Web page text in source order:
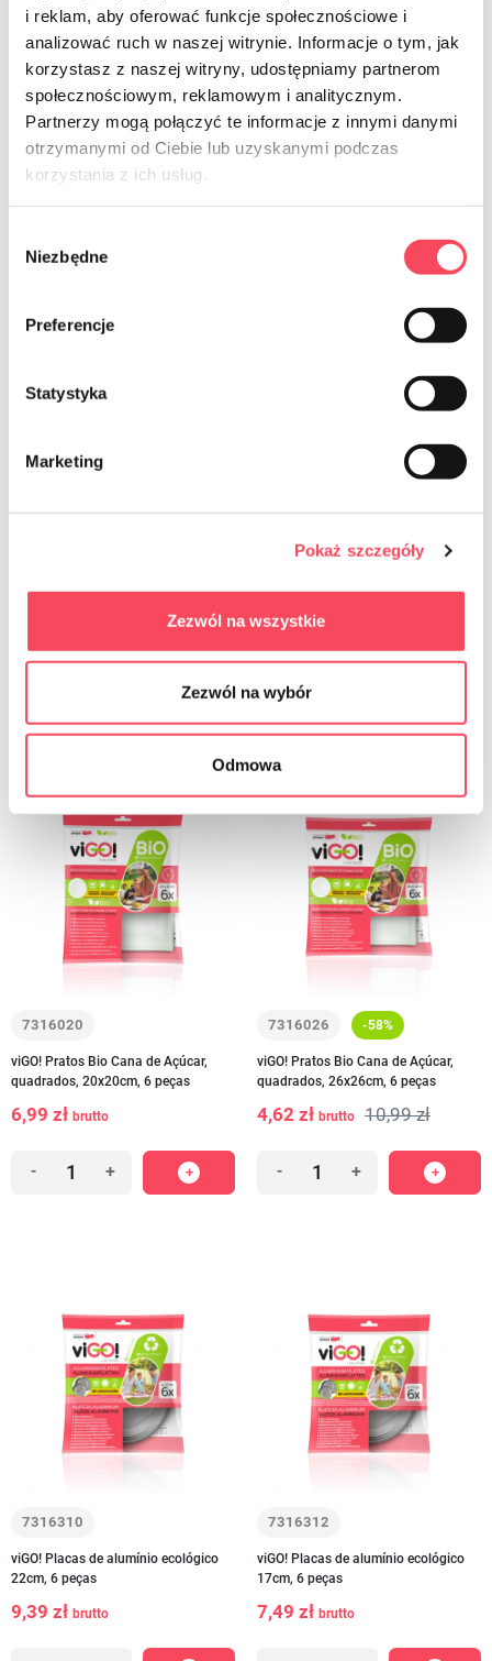
i reklam, aby oferować funkcje społecznościowe i
analizować ruch w naszej witrynie. Informacje o tym, jak
korzystasz z naszej witryny, udostępniamy partnerom
społecznościowym, reklamowym i analitycznym.
Partnerzy mogą połączyć te informacje z innymi danymi
otrzymanymi od Ciebie lub uzyskanymi podczas
korzystania z ich usług.
zgody
Niezbędne
Preferencje
Statystyka
Marketing
Pokaż szczegóły
Zezwól na wszystkie
Zezwól na wybór
Odmowa
7315151
viGO! Bio Conjunto de bandejas de
papel 13x20cm (20) + garfos de
madeira (6) e facas (6)
11,99 złbrutto
- +
7315152
viGO! Bio Conjunto de bandejas de
papel 13x20cm (20) + garfos de
madeira (6) e facas (6)
11,99 zł brutto
viGO! Pratos de cana-de-açúcar Bio
6,99 złbrutto
7316020
viGO! Pratos Bio Cana de Açúcar,
quadrados, 20x20cm, 6 peças
6,99 zł brutto
- +
7316026 -58%
viGO! Pratos Bio Cana de Açúcar,
quadrados, 26x26cm, 6 peças
4,62 zł brutto 10,99 zł
- +
7316310
viGO! Placas de alumínio ecológico
22cm, 6 peças
9,39 zł brutto
7316312
viGO! Placas de alumínio ecológico
17cm, 6 peças
7,49 zł brutto